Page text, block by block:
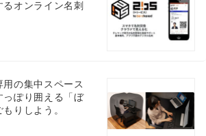
オンライン名刺
の集中スペース
っぽり囲える「ぼ
りしよう。